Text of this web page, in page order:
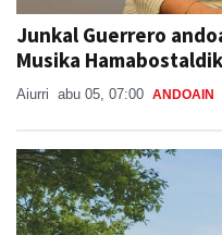
Junkal Guerrero
Musika
Aiurri abu 05, 07:00 ANDOAIN